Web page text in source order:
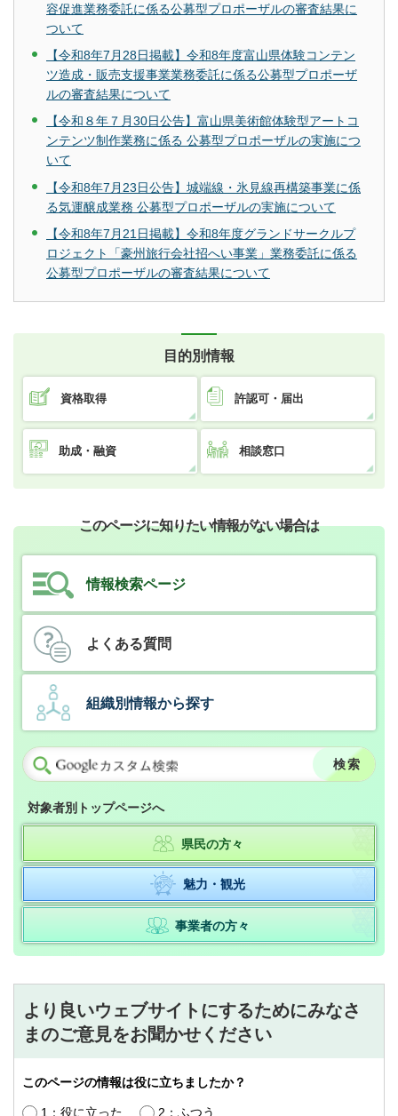
容促進業務委託に係る公募型プロポーザルの審査結果に
ついて
【令和8年7月28日掲載】令和8年度富山県体験コンテン
ツ造成・販売支援事業業務委託に係る公募型プロポーザ
ルの審査結果について
【令和８年７月30日公告】富山県美術館体験型アートコ
ンテンツ制作業務に係る 公募型プロポーザルの実施につ
いて
【令和8年7月23日公告】城端線・氷見線再構築事業に係
る気運醸成業務 公募型プロポーザルの実施について
【令和8年7月21日掲載】令和8年度グランドサークルプ
ロジェクト「豪州旅行会社招へい事業」業務委託に係る
公募型プロポーザルの審査結果について
目的別情報
資格取得 許認可・届出
助成・融資 相談窓口
このページに知りたい情報がない場合は
情報検索ページ
よくある質問
組織別情報から探す
対象者別トップページへ
県民の方々
魅力・観光
事業者の方々
より良いウェブサイトにするためにみなさ
まのご意見をお聞かせください
このページの情報は役に立ちましたか？
1：役に立った 2：ふつう